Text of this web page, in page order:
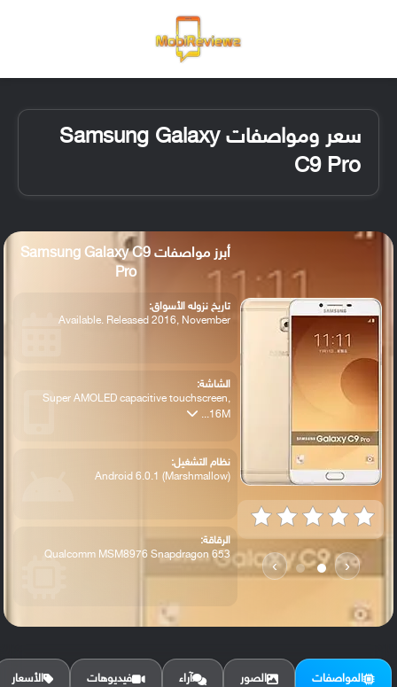
سعر ومواصفات Samsung Galaxy
C9 Pro
‹
›
أبرز مواصفات Samsung Galaxy C9
Pro
تاريخ نزوله الأسواق:
Available. Released 2016, November
الشاشة:
Super AMOLED capacitive touchscreen,
16M...
نظام التشغيل:
Android 6.0.1 (Marshmallow)
الرقاقة:
Qualcomm MSM8976 Snapdragon 653
الرام / التخزين:
المواصفات الصور آراء فيديوهات الأسعار